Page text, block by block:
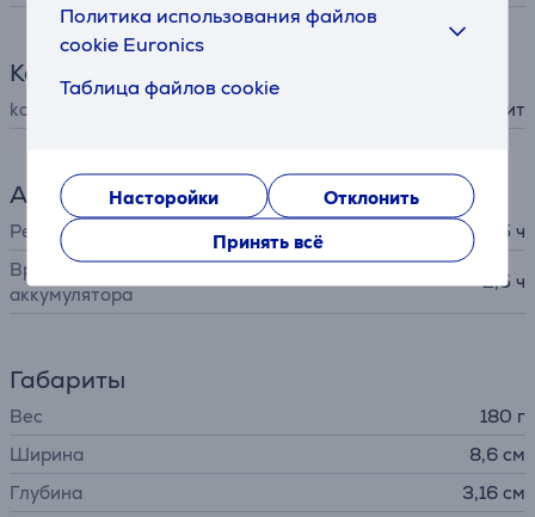
Политика использования файлов
cookie Euronics
Таблица файлов cookie
Насторойки
Отклонить
Принять всё
Комплектация
kабель для зарядки в комплект не входит
Аккумулятор
Ресурс аккумулятора до
5 ч
Время зарядки
аккумулятора
2,5 ч
Габариты
Вес
180 г
Ширина
8,6 см
Глубина
3,16 см